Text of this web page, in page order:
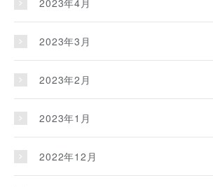
2023年4月
2023年3月
2023年2月
2023年1月
2022年12月